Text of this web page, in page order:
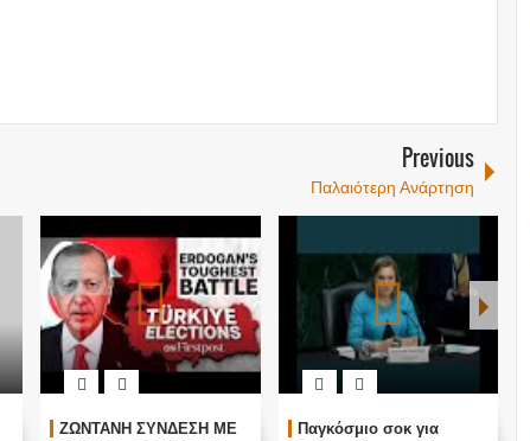
Previous
Παλαιότερη Ανάρτηση
ΖΩΝΤΑΝΗ ΣΥΝΔΕΣΗ ΜΕ
Παγκόσμιο σοκ για